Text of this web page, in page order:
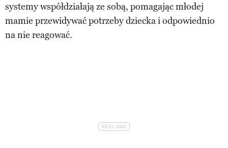
systemy współdziałają ze sobą, pomagając młodej
mamie przewidywać potrzeby dziecka i odpowiednio
na nie reagować.